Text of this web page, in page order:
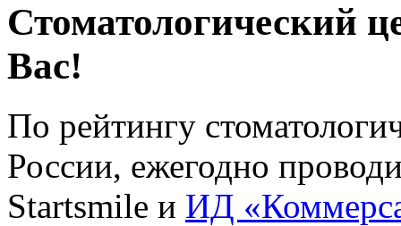
Стоматологический
Вас!
По рейтингу
России, ежегодно
Startsmile и ИД